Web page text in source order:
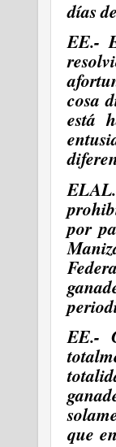
días
EE.-
cosa
está
por
EE.-
que